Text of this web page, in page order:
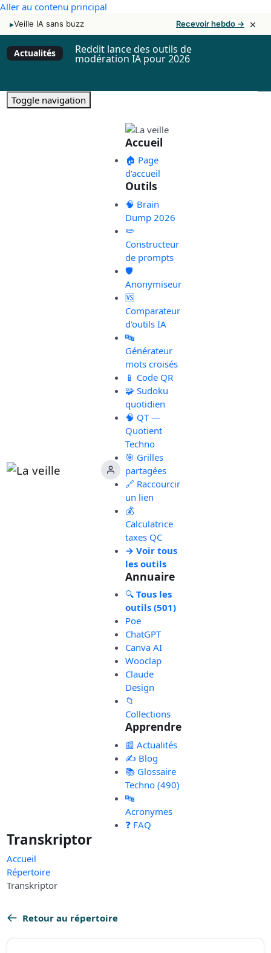
Aller au contenu principal
▸Veille IA sans buzz Recevoir hebdo → ×
Actualités Reddit lance des outils de
modération IA pour 2026
Toggle navigation
Accueil
🏠 Page
d'accueil
Outils
🧠 Brain
Dump 2026
✏️
Constructeur
de prompts
🛡️
Anonymiseur
🆚
Comparateur
d'outils IA
🔤
Générateur
mots croisés
📱 Code QR
🧩 Sudoku
quotidien
🧠 QT —
Quotient
Techno
🎯 Grilles
partagées
🔗 Raccourcir
un lien
💰
Calculatrice
taxes QC
→ Voir tous
les outils
Annuaire
🔍 Tous les
outils (501)
Poe
ChatGPT
Canva AI
Wooclap
Claude
Design
📁
Collections
Apprendre
📰 Actualités
✍️ Blog
📚 Glossaire
Techno (490)
🔤
Acronymes
❓ FAQ
Transkriptor
Accueil
Répertoire
Transkriptor
Retour au répertoire